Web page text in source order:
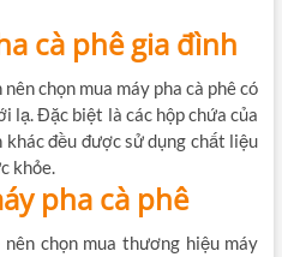
cà phê gia đình
chọn mua máy pha cà phê có
lạ. Đặc biệt là các hộp chứa của
đều được sử dụng chất liệu
khỏe.
pha cà phê
chọn mua thương hiệu máy